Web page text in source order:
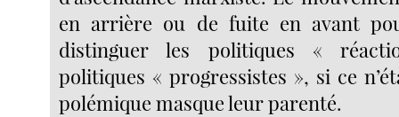
en arrière ou de fuite en avant
distinguer les politiques «
politiques « progressistes », si ce
polémique masque leur parenté.